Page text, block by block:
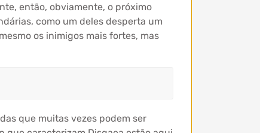
então, obviamente, o próximo
como um deles desperta um
os inimigos mais fortes, mas
que muitas vezes podem ser